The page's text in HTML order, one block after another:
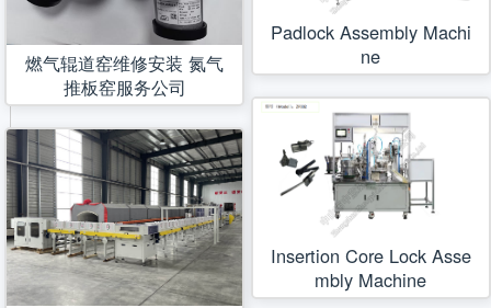
燃气辊道窑维修安装 氮气
推板窑服务公司
Padlock Assembly Machi
ne
Insertion Core Lock Asse
mbly Machine